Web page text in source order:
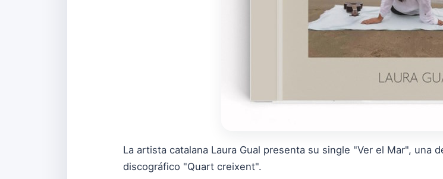
La artista catalana Laura Gual presenta su single "Ver el Mar", una
discográfico "Quart creixent".